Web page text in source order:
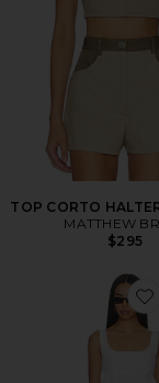
TOP CORTO
MATTHEW
$295